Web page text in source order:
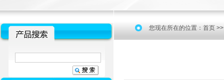
您现在所在的位置： 首页